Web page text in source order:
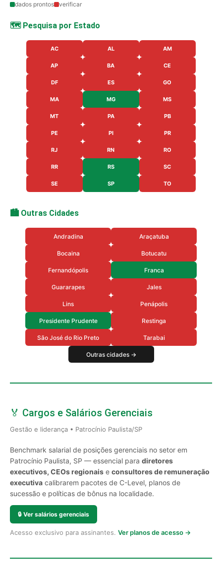
dados prontos verificar
🗺️ Pesquisa por Estado
AC AL AM
AP BA CE
DF ES GO
MA MG MS
MT PA PB
PE PI PR
RJ RN RO
RR RS SC
SE SP TO
🏙️ Outras Cidades
Andradina Araçatuba
Bocaina Botucatu
Fernandópolis Franca
Guararapes Jales
Lins Penápolis
Presidente Prudente Restinga
São José do Rio Preto Tarabai
Outras cidades →
🏅 Cargos e Salários Gerenciais
Gestão e liderança • Patrocínio Paulista/SP
Benchmark salarial de posições gerenciais no setor em
Patrocínio Paulista, SP — essencial para diretores
executivos, CEOs regionais e consultores de remuneração
executiva calibrarem pacotes de C-Level, planos de
sucessão e políticas de bônus na localidade.
🔒 Ver salários gerenciais
Acesso exclusivo para assinantes. Ver planos de acesso →